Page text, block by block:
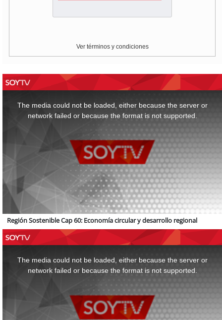
Ver términos y condiciones
The media could not be loaded, either because the server or
network failed or because the format is not supported.
Región Sostenible Cap 60: Economía circular y desarrollo regional
The media could not be loaded, either because the server or
network failed or because the format is not supported.